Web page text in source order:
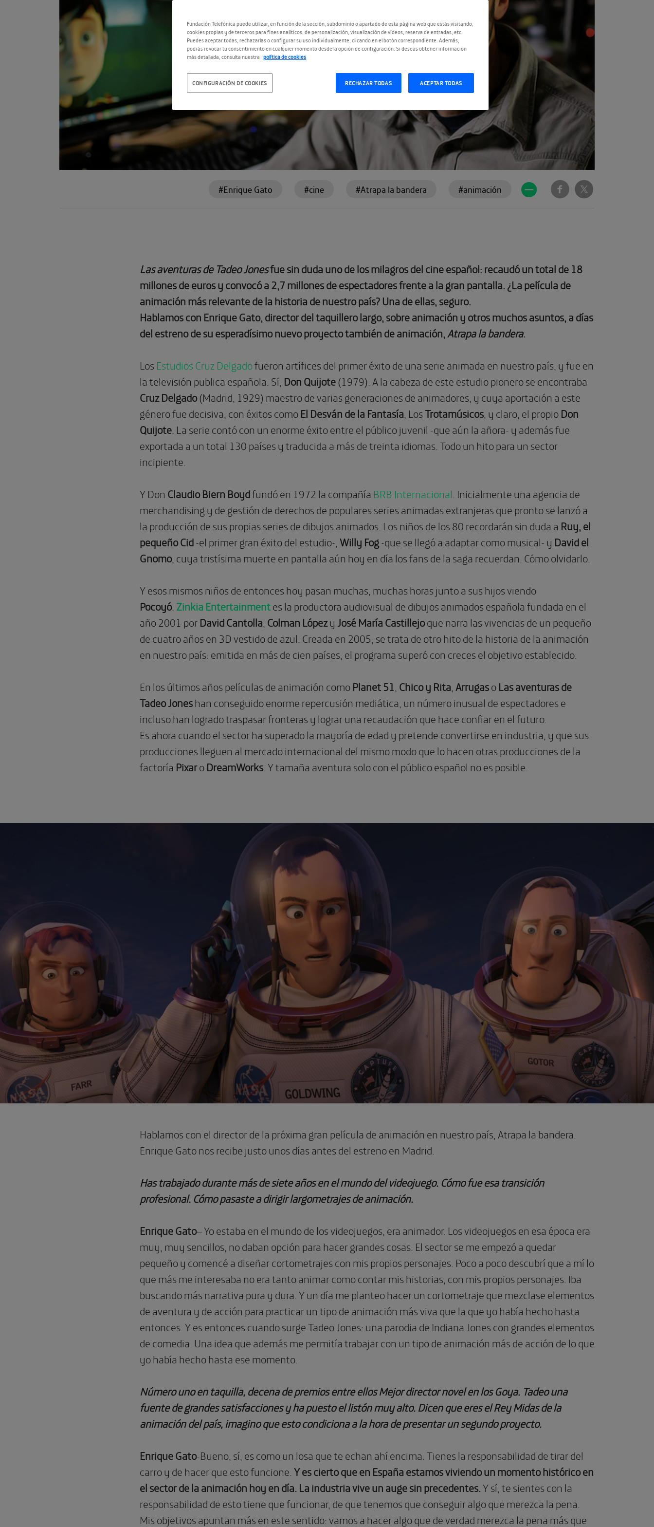
#animación
#Atrapa la bandera
#cine
#Enrique Gato
Las aventuras de Tadeo Jonesfue sin duda uno de los milagros del cine español: recaudó un total de 18
millones de euros y convocó a 2,7 millones de espectadores frente a la gran pantalla. ¿La película de
animación más relevante de la historia de nuestro país? Una de ellas, seguro.
Hablamos con Enrique Gato, director del taquillero largo, sobre animación y otros muchos asuntos, a días
del estreno de su esperadísimo nuevo proyecto también de animación,Atrapa la bandera.
Los Estudios Cruz Delgadofueron artífices del primer éxito de una serie animada en nuestro país, y fue en
la televisión publica española. Sí, Don Quijote(1979). A la cabeza de este estudio pionero se encontraba
Cruz Delgado(Madrid, 1929) maestro de varias generaciones de animadores, y cuya aportación a este
género fue decisiva, con éxitos comoEl Desván de la Fantasía , LosTrotamúsicos , y claro, el propioDon
Quijote . La serie contó con un enorme éxito entre el público juvenil -que aún la añora- y además fue
exportada a un total 130 países y traducida a más de treinta idiomas. Todo un hito para un sector
incipiente.
Y Don Claudio Biern Boydfundó en 1972 la compañía BRB Internacional Inicialmente una agencia de
merchandising y de gestión de derechos de populares series animadas extranjeras que pronto se lanzó a
la producción de sus propias series de dibujos animados. Los niños de los 80 recordarán sin duda a Ruy, el
pequeño Cid-el primer gran éxito del estudio-, Willy Fog-que se llegó a adaptar como musical- y David el
Gnomo, cuya tristísima muerte en pantalla aún hoy en día los fans de la saga recuerdan. Cómo olvidarlo.
Y esos mismos niños de entonces hoy pasan muchas, muchas horas junto a sus hijos viendo
Pocoyó. Zinkia Entertainmentes la productora audiovisual de dibujos animados española fundada en el
año 2001 porDavid Cantolla Colman Lópezy José María Castillejoque narra las vivencias de un pequeño
de cuatro años en 3D vestido de azul. Creada en 2005, se trata de otro hito de la historia de la animación
en nuestro país: emitida en más de cien países, el programa superó con creces el objetivo establecido.
En los últimos años películas de animación comoPlanet 51 Chico y Rita ArrugasoLas aventuras de
Tadeo Joneshan conseguido enorme repercusión mediática, un número inusual de espectadores e
incluso han logrado traspasar fronteras y lograr una recaudación que hace confiar en el futuro.
Es ahora cuando el sector ha superado la mayoría de edad y pretende convertirse en industria, y que sus
producciones lleguen al mercado internacional del mismo modo que lo hacen otras producciones de la
factoría PixaroDreamWorks . Y tamaña aventura solo con el público español no es posible.
Hablamos con el director de la próxima gran película de animación en nuestro país, Atrapa la bandera.
Enrique Gato nos recibe justo unos días antes del estreno en Madrid.
Has trabajado durante más de siete años en el mundo del videojuego. Cómo fue esa transición
profesional. Cómo pasaste a dirigir largometrajes de animación.
Enrique Gato– Yo estaba en el mundo de los videojuegos, era animador. Los videojuegos en esa época era
muy, muy sencillos, no daban opción para hacer grandes cosas. El sector se me empezó a quedar
pequeño y comencé a diseñar cortometrajes con mis propios personajes. Poco a poco descubrí que a mí lo
que más me interesaba no era tanto animar como contar mis historias, con mis propios personajes. Iba
buscando más narrativa pura y dura. Y un día me planteo hacer un cortometraje que mezclase elementos
de aventura y de acción para practicar un tipo de animación más viva que la que yo había hecho hasta
entonces. Y es entonces cuando surge Tadeo Jones: una parodia de Indiana Jones con grandes elementos
de comedia. Una idea que además me permitía trabajar con un tipo de animación más de acción de lo que
yo había hecho hasta ese momento.
Número uno en taquilla, decena de premios entre ellos Mejor director novel en los Goya. Tadeo una
fuente de grandes satisfacciones y ha puesto el listón muy alto. Dicen que eres el Rey Midas de la
animación del país, imagino que esto condiciona a la hora de presentar un segundo proyecto.
Enrique Gato-Bueno, sí, es como un losa que te echan ahí encima. Tienes la responsabilidad de tirar del
carro y de hacer que esto funcione. Y es cierto que en España estamos viviendo un momento histórico en
el sector de la animación hoy en día. La industria vive un auge sin precedentes.Y sí, te sientes con la
responsabilidad de esto tiene que funcionar, de que tenemos que conseguir algo que merezca la pena.
Mis objetivos apuntan más en este sentido: vamos a hacer algo que de verdad merezca la pena más que
Fundación Telefónica puede utilizar, en función de la sección, subdominio o apartado de esta página web que estás visitando,
cookies propias y de terceros para fines analíticos, de personalización, visualización de vídeos, reserva de entradas, etc.
Puedes aceptar todas, rechazarlas o configurar su uso individualmente, clicando en el botón correspondiente. Además,
podrás revocar tu consentimiento en cualquier momento desde la opción de configuración. Si deseas obtener información
más detallada, consulta nuestra política de cookies
RECHAZAR TODAS ACEPTAR TODAS
CONFIGURACIÓN DE COOKIES